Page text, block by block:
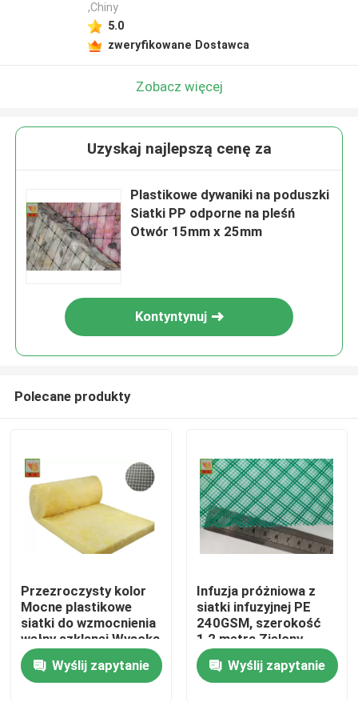
Dom
,Chiny
5.0
zweryfikowane Dostawca
Zobacz więcej
Uzyskaj najlepszą cenę za
Plastikowe dywaniki na poduszki
Siatki PP odporne na pleśń
Otwór 15mm x 25mm
Kontyntynuj
Polecane produkty
Przezroczysty kolor
Mocne plastikowe
siatki do wzmocnienia
wełny szklanej Wysoka
wytrzymałość na
rozciąganie
Wyślij zapytanie
Infuzja próżniowa z
siatki infuzyjnej PE
240GSM, szerokość
1,2 metra Zielony
kolor
Wyślij zapytanie